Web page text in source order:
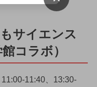
サイエンス
コラボ）
11:40、13:30-